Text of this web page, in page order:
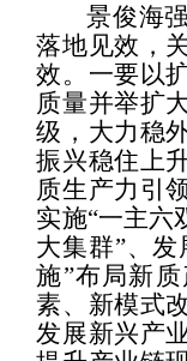
景俊海
落地见效，
效。一要以
质量并举扩
级，大力稳
振兴稳住上
质生产力引
实施“一主六
大集群”、发
施”布局新
素、新模式
发展新兴产